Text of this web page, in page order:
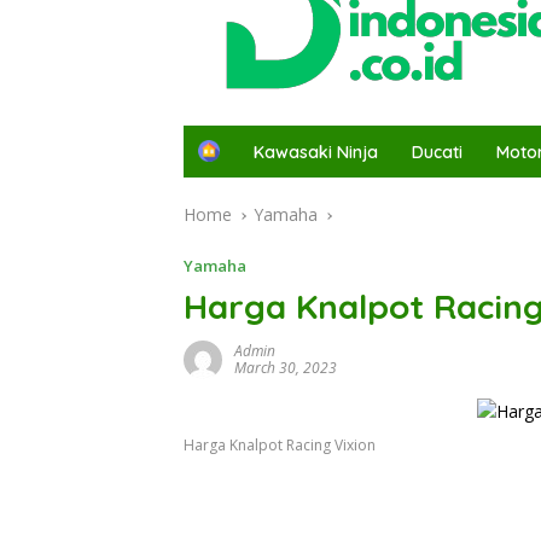
H
e
Kawasaki Ninja Ducati
Home Yamaha
Yamaha
Harga Knalpot
Admin
March 30, 2023
Harga Knalpot Racing Vixion